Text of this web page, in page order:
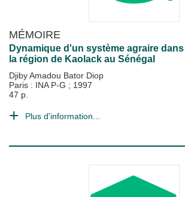
MÉMOIRE
Dynamique d'un système agraire dans
la région de Kaolack au Sénégal
Djiby Amadou Bator Diop
Paris : INA P-G ; 1997
47 p.
Plus d'information...